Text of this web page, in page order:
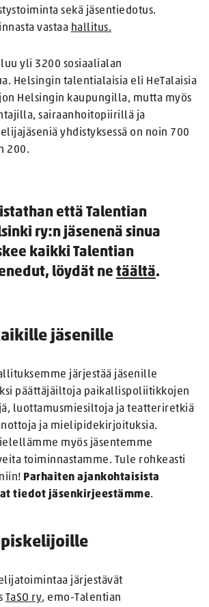
sekä jäsentiedotus.
vastaa hallitus.
yli 3200 sosiaalialan
Helsingin talentialaisia eli HeTalaisia
Helsingin kaupungilla, mutta myös
sairaanhoitopiirillä ja
yhdistyksessä on noin 700
200.
että Talentian
ry:n jäsenenä sinua
kaikki Talentian
löydät ne täältä.
jäsenille
järjestää jäsenille
päättäjäiltoja paikallispoliitikkojen
luottamusmiesiltoja ja teatteriretkiä
ja mielipidekirjoituksia.
myös jäsentemme
toiminnastamme. Tule rohkeasti
Parhaiten ajankohtaisista
tiedot jäsenkirjeestämme.
järjestävät
TaSO ry, emo-Talentian